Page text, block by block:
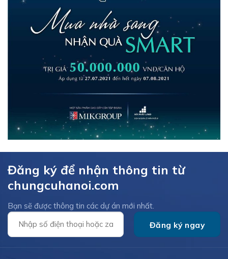
Đăng ký để nhận thông tin từ
chungcuhanoi.com
Bạn sẽ được thông tin các dự án mới nhất.